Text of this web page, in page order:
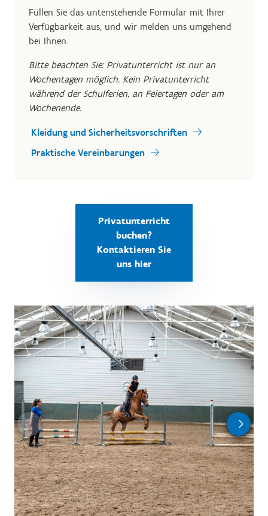
Füllen Sie das untenstehende Formular mit Ihrer
Verfügbarkeit aus, und wir melden uns umgehend
bei Ihnen.
Bitte beachten Sie: Privatunterricht ist nur an
Wochentagen möglich. Kein Privatunterricht
während der Schulferien, an Feiertagen oder am
Wochenende.
Kleidung und Sicherheitsvorschriften
Praktische Vereinbarungen
Privatunterricht
buchen?
Kontaktieren Sie
uns hier